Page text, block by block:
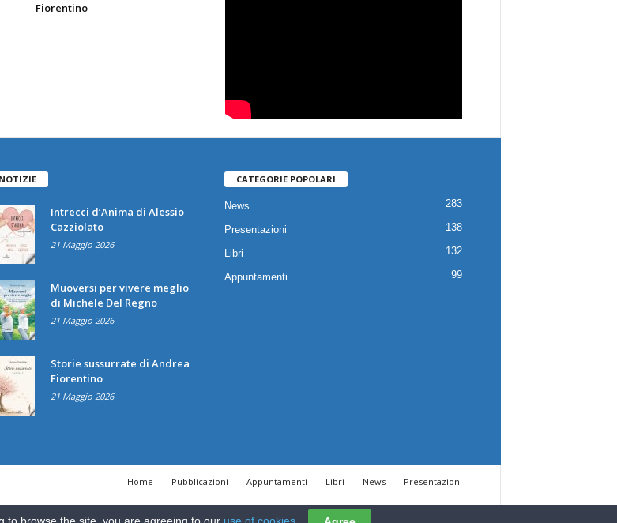
Fiorentino
Intrecci d’Anima di Alessio
Cazziolato
21 Maggio 2026
Muoversi per vivere meglio
di Michele Del Regno
21 Maggio 2026
Storie sussurrate di Andrea
Fiorentino
21 Maggio 2026
CATEGORIE POPOLARI
News 283
Presentazioni 138
Libri 132
Appuntamenti 99
Home Pubblicazioni Appuntamenti Libri News Presentazioni
to browse the site, you are agreeing to our use of cookies